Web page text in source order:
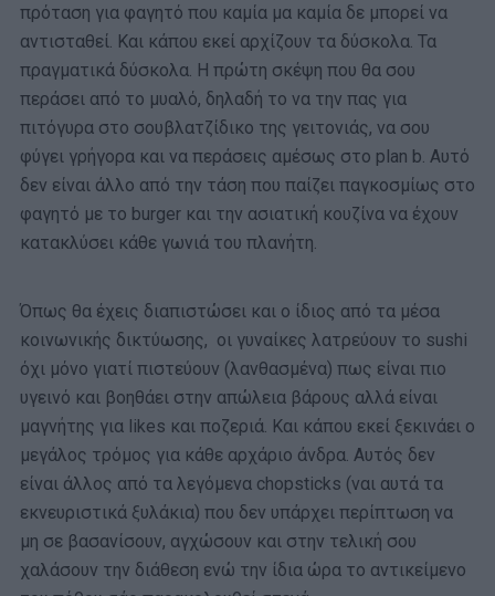
πρόταση για φαγητό που καμία μα καμία δε μπορεί να
αντισταθεί. Και κάπου εκεί αρχίζουν τα δύσκολα. Τα
πραγματικά δύσκολα. Η πρώτη σκέψη που θα σου
περάσει από το μυαλό, δηλαδή το να την πας για
πιτόγυρα στο σουβλατζίδικο της γειτονιάς, να σου
φύγει γρήγορα και να περάσεις αμέσως στο plan b. Αυτό
δεν είναι άλλο από την τάση που παίζει παγκοσμίως στο
φαγητό με το burger και την ασιατική κουζίνα να έχουν
κατακλύσει κάθε γωνιά του πλανήτη.
Όπως θα έχεις διαπιστώσει και ο ίδιος από τα μέσα
κοινωνικής δικτύωσης, οι γυναίκες λατρεύουν το sushi
όχι μόνο γιατί πιστεύουν (λανθασμένα) πως είναι πιο
υγεινό και βοηθάει στην απώλεια βάρους αλλά είναι
μαγνήτης για likes και ποζεριά. Και κάπου εκεί ξεκινάει ο
μεγάλος τρόμος για κάθε αρχάριο άνδρα. Αυτός δεν
είναι άλλος από τα λεγόμενα chopsticks (ναι αυτά τα
εκνευριστικά ξυλάκια) που δεν υπάρχει περίπτωση να
μη σε βασανίσουν, αγχώσουν και στην τελική σου
χαλάσουν την διάθεση ενώ την ίδια ώρα το αντικείμενο